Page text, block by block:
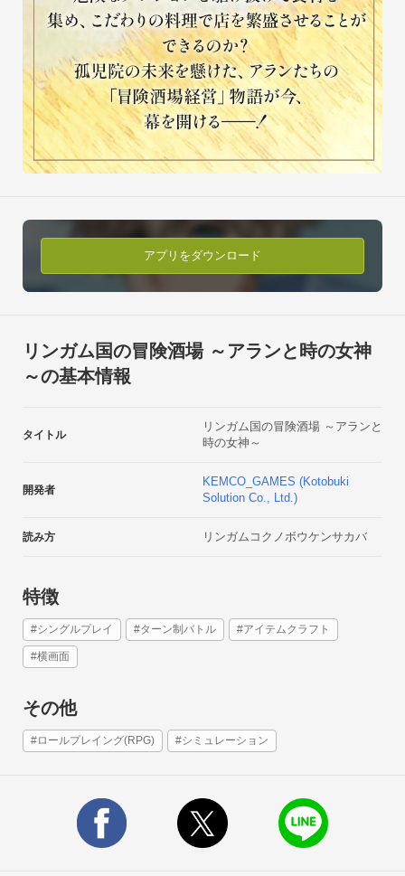
アプリをダウンロード
リンガム国の冒険酒場 ～アランと時の女神
～の基本情報
タイトル
リンガム国の冒険酒場 ～アランと
時の女神～
開発者
KEMCO_GAMES (Kotobuki
Solution Co., Ltd.)
読み方 リンガムコクノボウケンサカバ
特徴
#シングルプレイ #ターン制バトル #アイテムクラフト
#横画面
その他
#ロールプレイング(RPG) #シミュレーション